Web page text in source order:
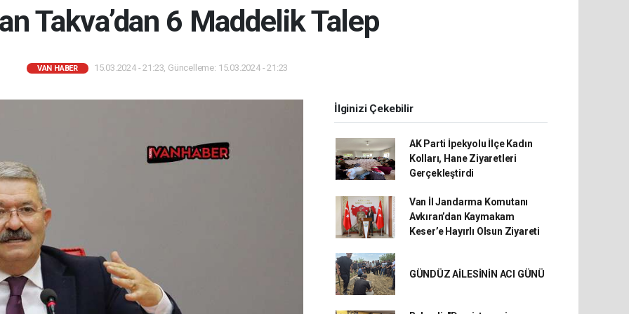
Takva’dan 6 Maddelik Talep
VAN HABER 15.03.2024 - 21:23, Güncelleme: 15.03.2024 - 21:23
İlginizi Çekebilir
AK Parti İpekyolu İlçe Kadın
Kolları, Hane Ziyaretleri
Gerçekleştirdi
Van İl Jandarma Komutanı
Avkıran’dan Kaymakam
Keser’e Hayırlı Olsun Ziyareti
GÜNDÜZ AİLESİNİN ACI GÜNÜ